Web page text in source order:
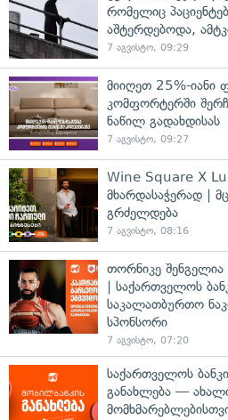
რომელიც
აშტერდებოდა,
7 აგვისტო, 09:29
მიიღეთ 25%-იანი
კომფორტერში
ნაწილ გადახდისას
7 აგვისტო, 09:27
Wine Square X
მხარდასაჭერად |
გრძელდება
7 აგვისტო, 08:16
თორნიკე შენგელია
| საქართველოს
საკალათბურთო
სპონსორი
7 აგვისტო, 07:20
საქართველოს
განახლება —